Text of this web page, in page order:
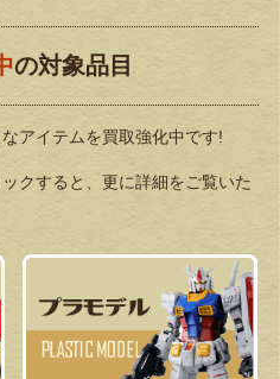
の対象品目
アイテムを買取強化中です!
クすると、更に詳細をご覧いた